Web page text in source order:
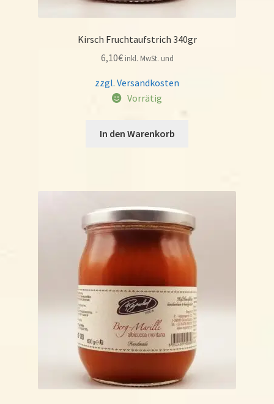
Kirsch Fruchtaufstrich 340gr
6,10€ inkl. MwSt. und
zzgl. Versandkosten
Vorrätig
In den Warenkorb